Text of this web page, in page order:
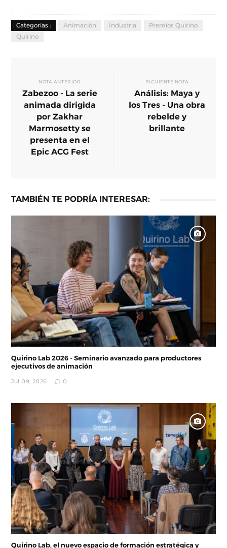
Categorías : Animación Industria
Premios Quirino
Quirino
NOTA ANTERIOR
Zabezoo - La serie
animada dirigida
por Zakhar
Marmosetty se
presenta en el
Epic ACG Fest
SIGUIENTE NOTA
Análisis: Maya y
los Tres - Una obra
rebelde y
brillante
TAMBIÉN TE PODRÍA INTERESAR:
Quirino Lab 2026 - Seminario avanzado para productores
ejecutivos de animación
Jul 09, 2026 0
Quirino Lab, el nuevo espacio de formación estratégica y